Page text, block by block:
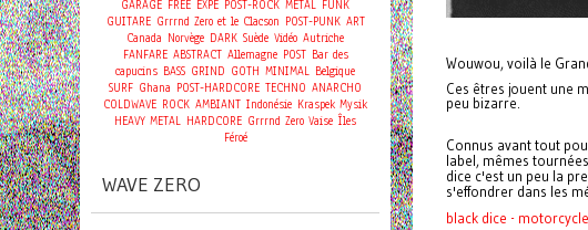
Wouwou, voilà le
Ces êtres jouent une
peu bizarre.
Connus avant tout
label, mêmes
dice c'est un peu la
s'effondrer dans les
black dice -
GARAGE FREE EXPE POST-ROCK METAL FUNK
GUITARE Grrrnd Zero et le Clacson POST-PUNK ART
Canada Norvège DARK Suède Vidéo Autriche
FANFARE ABSTRACT Allemagne POST Bar des
capucins BASS GRIND GOTH MINIMAL Belgique
SURF Ghana POST-HARDCORE TECHNO ANARCHO
COLDWAVE ROCK AMBIANT Indonésie Kraspek Mysik
HEAVY METAL HARDCORE Grrrnd Zero Vaise Îles
Féroé
WAVE ZERO